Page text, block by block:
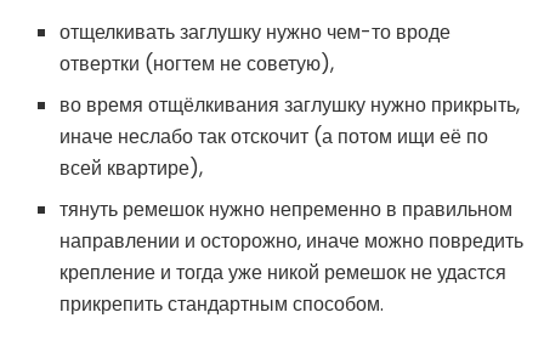
отщелкивать заглушку нужно чем-то вроде
отвертки (ногтем не советую),
во время отщёлкивания заглушку нужно прикрыть,
иначе неслабо так отскочит (а потом ищи её по
всей квартире),
тянуть ремешок нужно непременно в правильном
направлении и осторожно, иначе можно повредить
крепление и тогда уже никой ремешок не удастся
прикрепить стандартным способом.